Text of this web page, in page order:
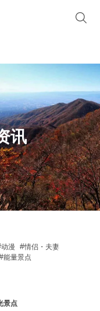
讯
动漫
情侣・夫妻
能量景点
景点